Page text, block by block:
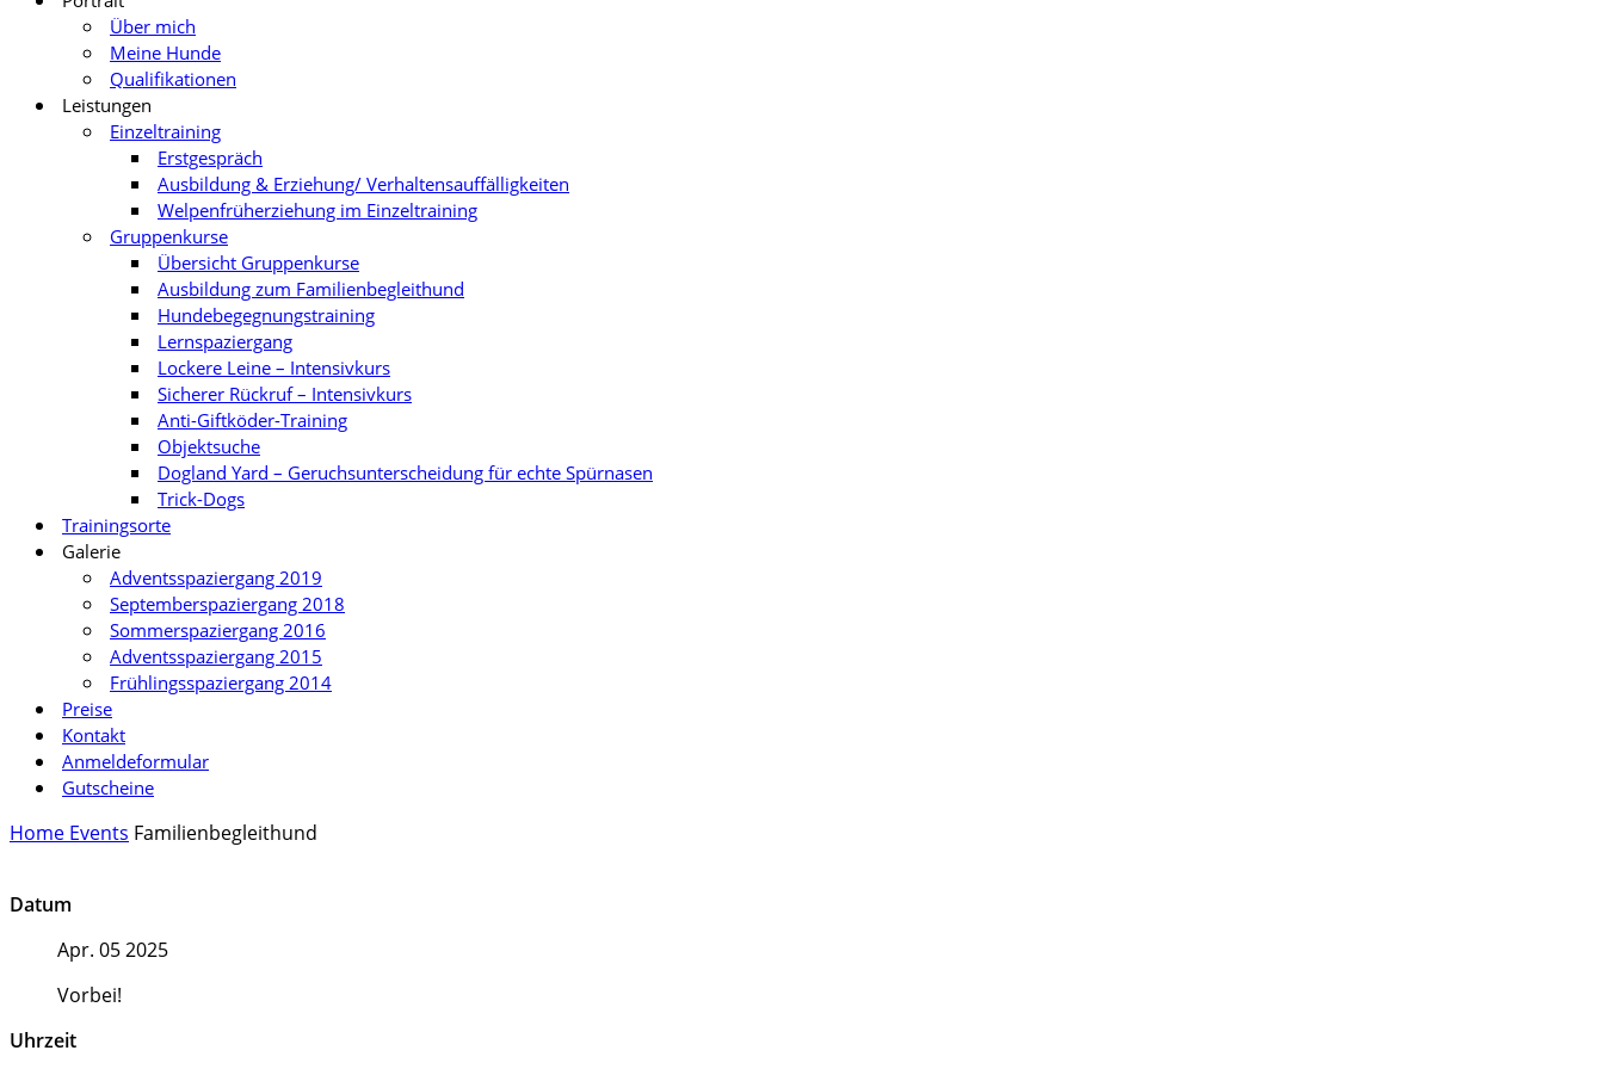
Über mich
Meine Hunde
Qualifikationen
Leistungen
Einzeltraining
Erstgespräch
Ausbildung & Erziehung/ Verhaltensauffälligkeiten
Welpenfrüherziehung im Einzeltraining
Gruppenkurse
Übersicht Gruppenkurse
Ausbildung zum Familienbegleithund
Hundebegegnungstraining
Lernspaziergang
Lockere Leine – Intensivkurs
Sicherer Rückruf – Intensivkurs
Anti-Giftköder-Training
Objektsuche
Dogland Yard – Geruchsunterscheidung für echte Spürnasen
Trick-Dogs
Trainingsorte
Galerie
Adventsspaziergang 2019
Septemberspaziergang 2018
Sommerspaziergang 2016
Adventsspaziergang 2015
Frühlingsspaziergang 2014
Preise
Kontakt
Anmeldeformular
Gutscheine
Home Events Familienbegleithund
Datum
Apr. 05 2025
Vorbei!
Uhrzeit